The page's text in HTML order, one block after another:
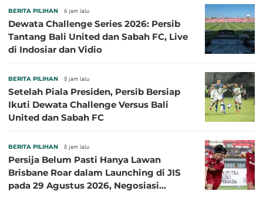
BERITA PILIHAN 6 jam lalu
Dewata Challenge Series 2026: Persib
Tantang Bali United dan Sabah FC, Live
di Indosiar dan Vidio
BERITA PILIHAN 8 jam lalu
Setelah Piala Presiden, Persib Bersiap
Ikuti Dewata Challenge Versus Bali
United dan Sabah FC
BERITA PILIHAN 8 jam lalu
Persija Belum Pasti Hanya Lawan
Brisbane Roar dalam Launching di JIS
pada 29 Agustus 2026, Negosiasi